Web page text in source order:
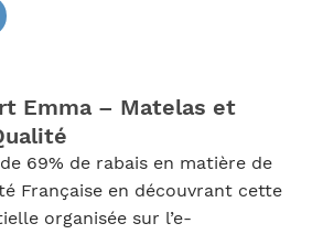
Emma – Matelas et
69% de rabais en matière de
Française en découvrant cette
organisée sur l’e-